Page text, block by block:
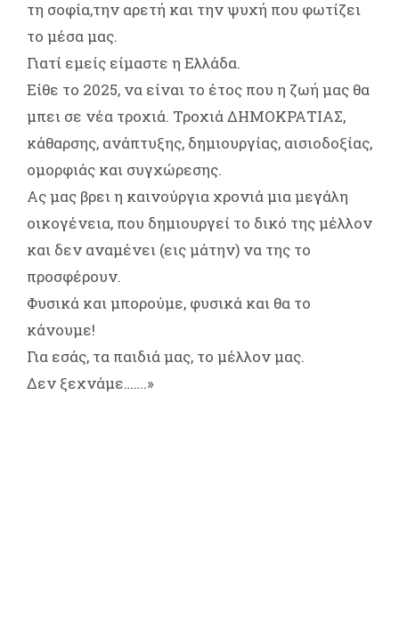
τη σοφία,την αρετή και την ψυχή που φωτίζει
το μέσα μας.
Γιατί εμείς είμαστε η Ελλάδα.
Είθε το 2025, να είναι το έτος που η ζωή μας θα
μπει σε νέα τροχιά. Τροχιά ΔΗΜΟΚΡΑΤΙΑΣ,
κάθαρσης, ανάπτυξης, δημιουργίας, αισιοδοξίας,
ομορφιάς και συγχώρεσης.
Ας μας βρει η καινούργια χρονιά μια μεγάλη
οικογένεια, που δημιουργεί το δικό της μέλλον
και δεν αναμένει (εις μάτην) να της το
προσφέρουν.
Φυσικά και μπορούμε, φυσικά και θα το
κάνουμε!
Για εσάς, τα παιδιά μας, το μέλλον μας.
Δεν ξεχνάμε…….»